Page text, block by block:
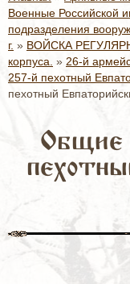
Военные Российской
подразделения
г. » ВОЙСКА
корпуса. » 26-й
257-й пехотный
пехотный
Общие